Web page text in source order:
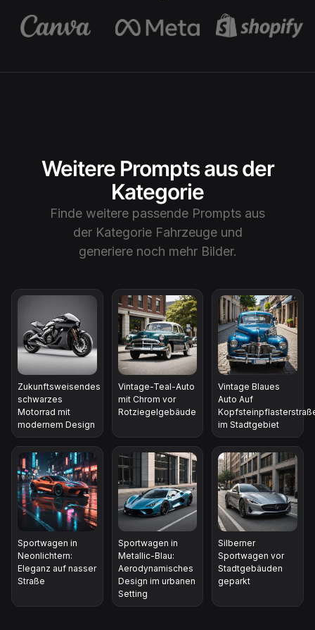
Weitere Prompts aus der
Kategorie
Finde weitere passende Prompts aus
der Kategorie Fahrzeugeund
generiere noch mehr Bilder.
Zukunftsweisendes
schwarzes
Motorrad mit
modernem Design
Vintage-Teal-Auto
mit Chrom vor
Rotziegelgebäude
Vintage Blaues
Auto Auf
im Stadtgebiet
Sportwagen in
Neonlichtern:
Eleganz auf nasser
Straße
Sportwagen in
Metallic-Blau:
Aerodynamisches
Design im urbanen
Setting
Silberner
Sportwagen vor
Stadtgebäuden
geparkt